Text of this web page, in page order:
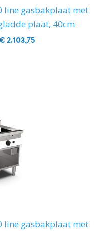
line gasbakplaat met
plaat, 40cm
2.103,75
line gasbakplaat met